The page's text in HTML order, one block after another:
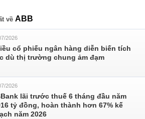
về ABB
2026
cổ phiếu ngân hàng diễn biến tích
dù thị trường chung ảm đạm
2026
lãi trước thuế 6 tháng đầu năm
tỷ đồng, hoàn thành hơn 67% kế
năm 2026